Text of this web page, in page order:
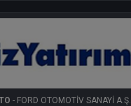
- FORD OTOMOTİV SANAYİ A.Ş.